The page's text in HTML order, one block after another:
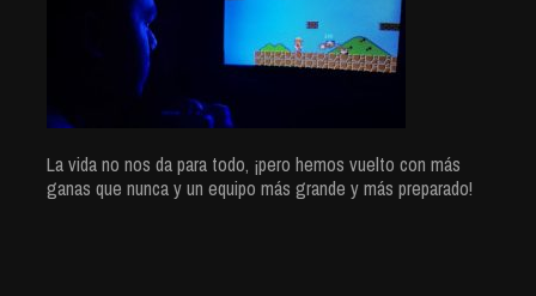
La vida no nos da para todo, ¡pero hemos vuelto con más
ganas que nunca y un equipo más grande y más preparado!